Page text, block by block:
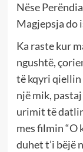
Nëse
Magjepsja do
Ka raste kur
ngushtë,
të kqyri
një mik,
urimit të
mes filmin “O
duhet t’i bëjë